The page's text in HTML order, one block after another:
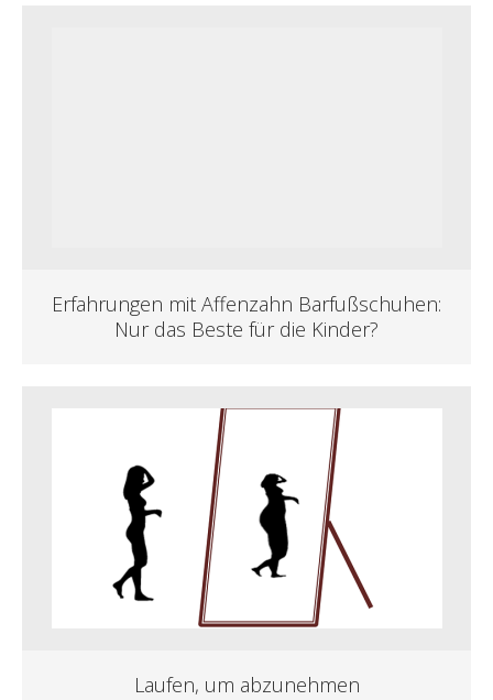
Erfahrungen mit Affenzahn Barfußschuhen:
Nur das Beste für die Kinder?
Laufen, um abzunehmen